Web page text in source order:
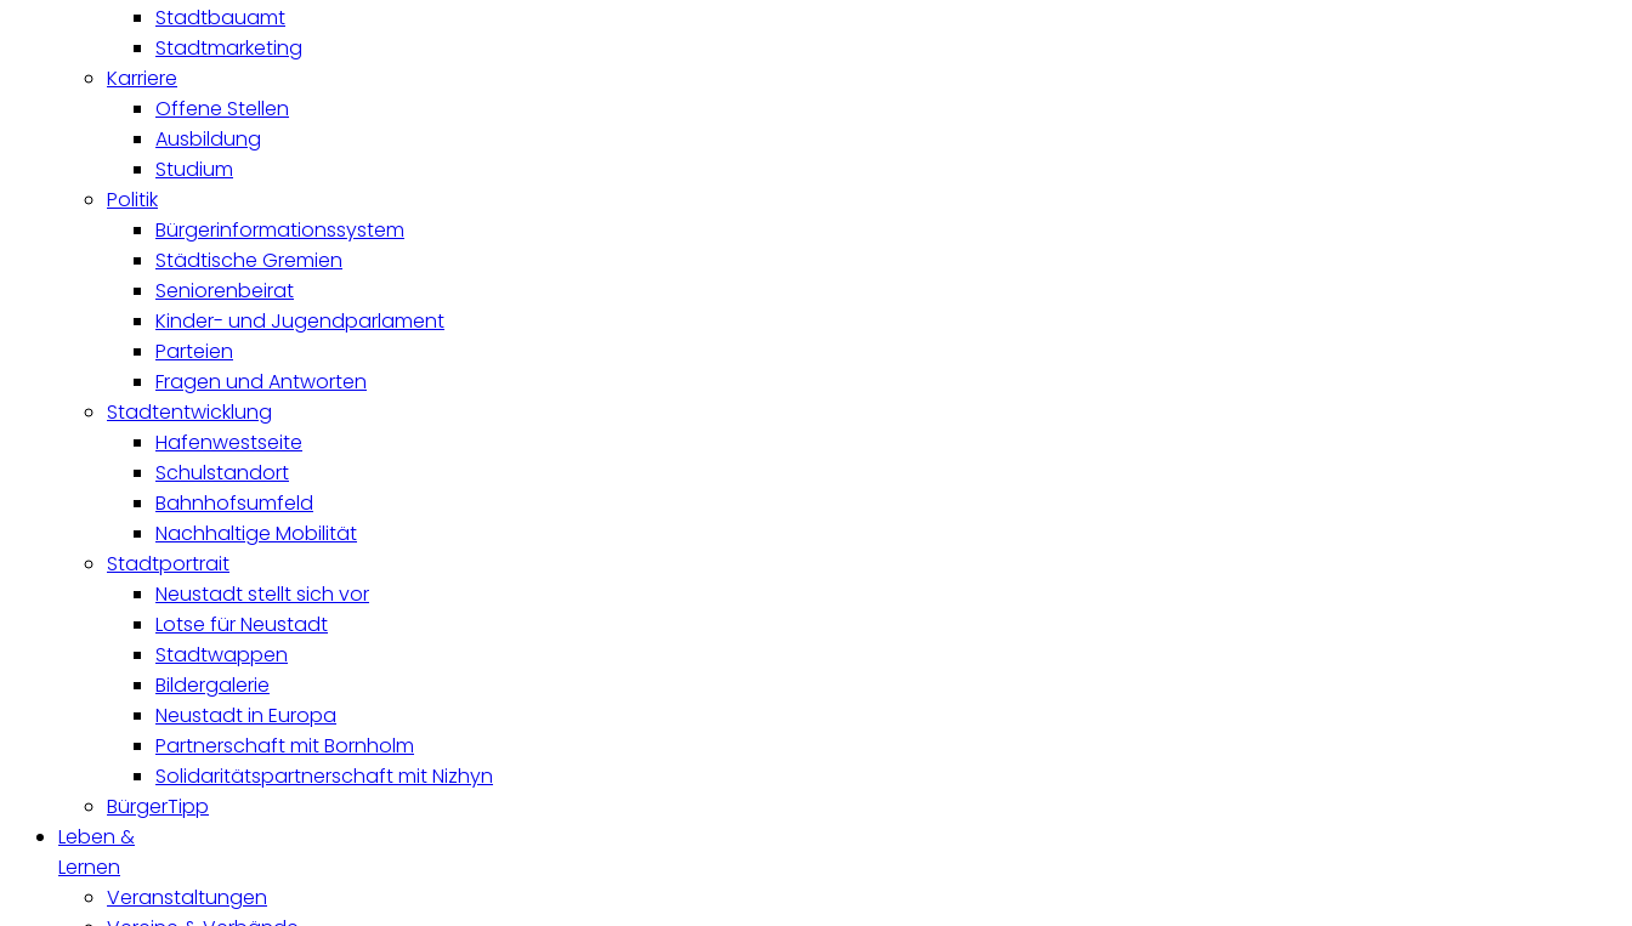
Stadtbauamt
Stadtmarketing
Karriere
Offene Stellen
Ausbildung
Studium
Politik
Bürgerinformationssystem
Städtische Gremien
Seniorenbeirat
Kinder- und Jugendparlament
Parteien
Fragen und Antworten
Stadtentwicklung
Hafenwestseite
Schulstandort
Bahnhofsumfeld
Nachhaltige Mobilität
Stadtportrait
Neustadt stellt sich vor
Lotse für Neustadt
Stadtwappen
Bildergalerie
Neustadt in Europa
Partnerschaft mit Bornholm
Solidaritätspartnerschaft mit Nizhyn
BürgerTipp
Leben &
Lernen
Veranstaltungen